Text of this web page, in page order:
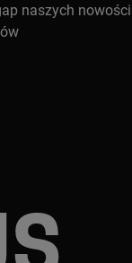
naszych